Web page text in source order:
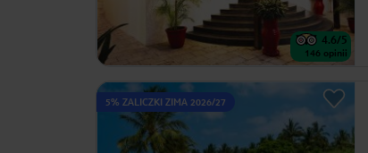
4.6/5
146 opinii
5% ZALICZKI ZIMA 2026/27